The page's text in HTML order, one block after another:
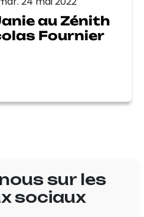
au Zénith
Fournier
nous sur les
sociaux